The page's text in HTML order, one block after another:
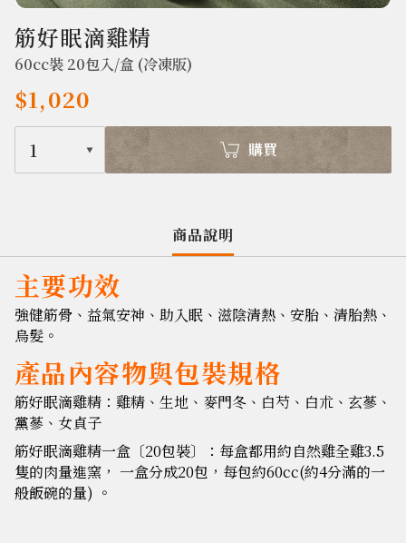
筋好眠滴雞精
60cc裝 20包入/盒 (冷凍版)
$1,020
1 購買
商品說明
主要功效
強健筋骨、益氣安神、助入眠、滋陰清熱、安胎、清胎熱、
烏髮。
產品內容物與包裝規格
筋好眠滴雞精：雞精、生地、麥門冬、白芍、白朮、玄蔘、
黨蔘、女貞子
筋好眠滴雞精一盒〔20包裝〕：每盒都用約自然雞全雞3.5
隻的肉量進窯， 一盒分成20包，每包約60cc(約4分滿的一
般飯碗的量) 。